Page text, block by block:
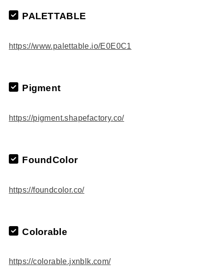
PALETTABLE
https://www.palettable.io/E0E0C1
Pigment
https://pigment.shapefactory.co/
FoundColor
https://foundcolor.co/
Colorable
https://colorable.jxnblk.com/